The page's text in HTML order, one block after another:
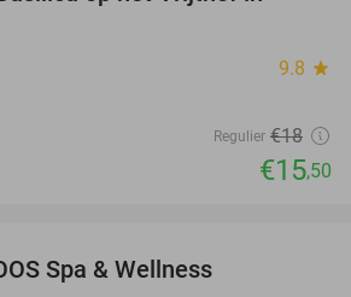
9.8 star
Regulier €18
€15,50
Spa & Wellness